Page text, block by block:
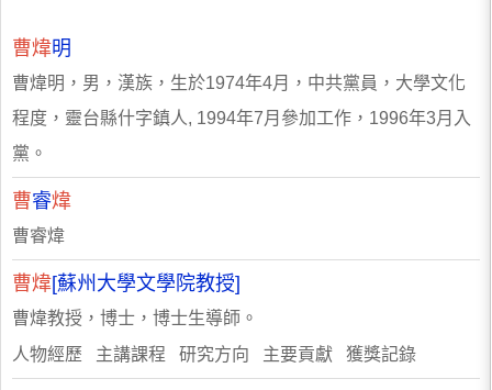
曹煒明
曹煒明，男，漢族，生於1974年4月，中共黨員，大學文化
程度，靈台縣什字鎮人, 1994年7月參加工作，1996年3月入
黨。
曹睿煒
曹睿煒
曹煒[蘇州大學文學院教授]
曹煒教授，博士，博士生導師。
人物經歷 主講課程 研究方向 主要貢獻 獲獎記錄